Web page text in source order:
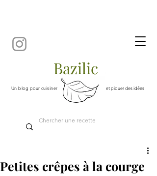
et piquer des idées
Un blog pour cuisiner
Bazilic
Petites crêpes à la courge